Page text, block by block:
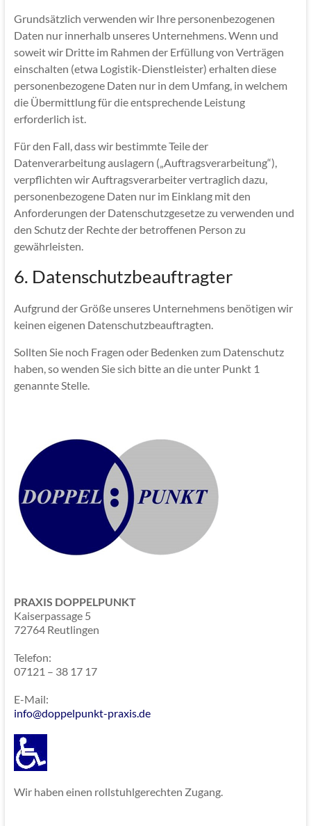
Grundsätzlich verwenden wir Ihre personenbezogenen
Daten nur innerhalb unseres Unternehmens. Wenn und
soweit wir Dritte im Rahmen der Erfüllung von Verträgen
einschalten (etwa Logistik-Dienstleister) erhalten diese
personenbezogene Daten nur in dem Umfang, in welchem
die Übermittlung für die entsprechende Leistung
erforderlich ist.
Für den Fall, dass wir bestimmte Teile der
Datenverarbeitung auslagern („Auftragsverarbeitung“),
verpflichten wir Auftragsverarbeiter vertraglich dazu,
personenbezogene Daten nur im Einklang mit den
Anforderungen der Datenschutzgesetze zu verwenden und
den Schutz der Rechte der betroffenen Person zu
gewährleisten.
6. Datenschutzbeauftragter
Aufgrund der Größe unseres Unternehmens benötigen wir
keinen eigenen Datenschutzbeauftragten.
Sollten Sie noch Fragen oder Bedenken zum Datenschutz
haben, so wenden Sie sich bitte an die unter Punkt 1
genannte Stelle.
PRAXIS DOPPELPUNKT
Kaiserpassage 5
72764 Reutlingen
Telefon:
07121 – 38 17 17
E-Mail:
info@doppelpunkt-praxis.de
Wir haben einen rollstuhlgerechten Zugang.